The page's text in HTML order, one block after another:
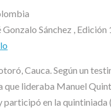
Sánchez , Edición
Cauca. Según un
lideraba Manuel
en la